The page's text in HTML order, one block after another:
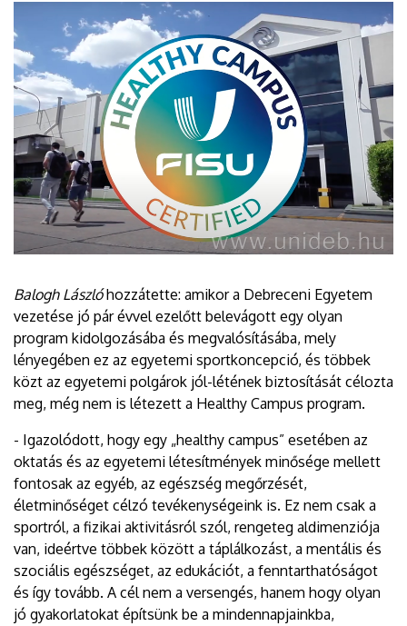
Balogh Lászlóhozzátette: amikor a Debreceni Egyetem
vezetése jó pár évvel ezelőtt belevágott egy olyan
program kidolgozásába és megvalósításába, mely
lényegében ez az egyetemi sportkoncepció, és többek
közt az egyetemi polgárok jól-létének biztosítását célozta
meg, még nem is létezett a Healthy Campus program.
- Igazolódott, hogy egy „healthy campus” esetében az
oktatás és az egyetemi létesítmények minősége mellett
fontosak az egyéb, az egészség megőrzését,
életminőséget célzó tevékenységeink is. Ez nem csak a
sportról, a fizikai aktivitásról szól, rengeteg aldimenziója
van, ideértve többek között a táplálkozást, a mentális és
szociális egészséget, az edukációt, a fenntarthatóságot
és így tovább. A cél nem a versengés, hanem hogy olyan
jó gyakorlatokat építsünk be a mindennapjainkba,